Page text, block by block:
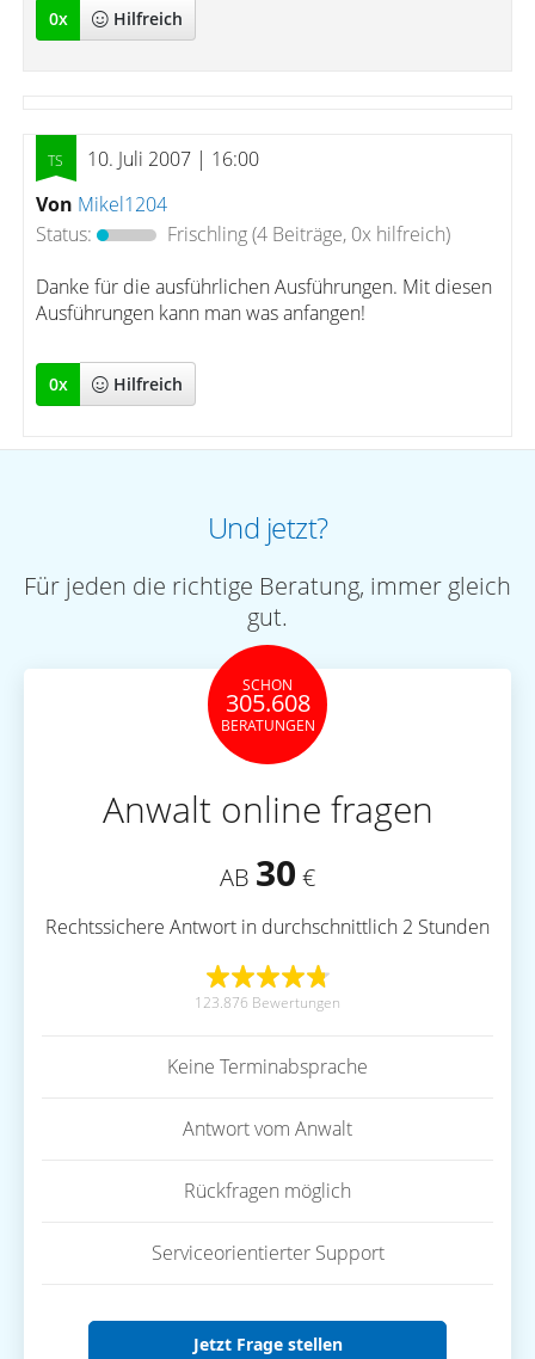
0x Hilfreich
10. Juli 2007 | 16:00
Von Mikel1204
Status:
Frischling(4 Beiträge, 0x hilfreich)
Danke für die ausführlichen Ausführungen. Mit diesen
Ausführungen kann man was anfangen!
0x Hilfreich
Und jetzt?
Für jeden die richtige Beratung, immer gleich
gut.
SCHON
305.608
BERATUNGEN
Anwalt online fragen
AB 30 €
Rechtssichere Antwort in durchschnittlich 2 Stunden
123.876 Bewertungen
Keine Terminabsprache
Antwort vom Anwalt
Rückfragen möglich
Serviceorientierter Support
Jetzt Frage stellen